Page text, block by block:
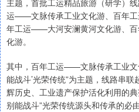
主题，首批工运精品旅游（研学）
运——文脉传承工业文化游、百年
年工运——大河安澜黄河文化游、
化游。
其中，百年工运——文脉传承工业文
能战斗’光荣传统”为主题，线路串
辉历史、工业遗产保护活化利用的
别能战斗”光荣传统源头和传承的必由